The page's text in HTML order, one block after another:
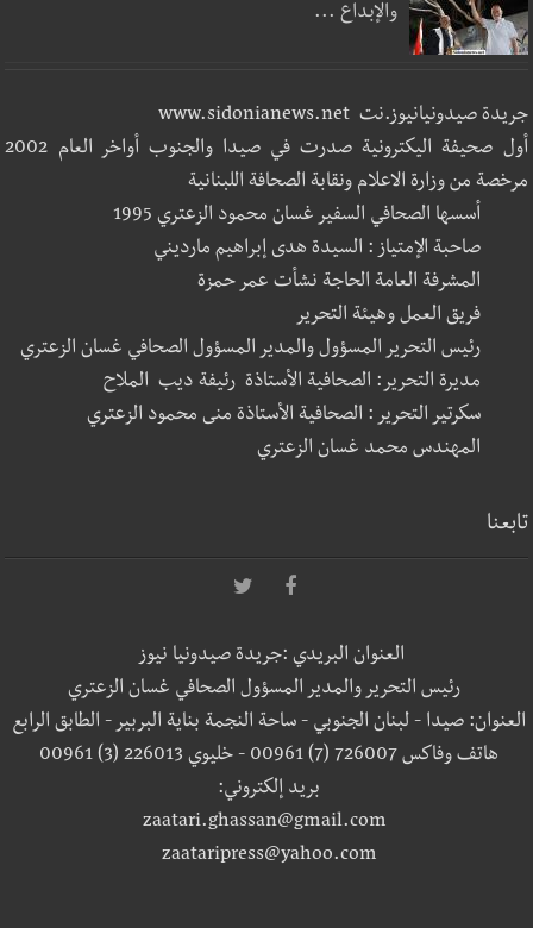
والإبداع ...
جريدة صيدونيانيوز.نت www.sidonianews.net
أول صحيفة اليكترونية صدرت في صيدا والجنوب أواخر العام 2002
مرخصة من وزارة الاعلام ونقابة الصحافة اللبنانية
أسسها الصحافي السفير غسان محمود الزعتري 1995
صاحبة الإمتياز : السيدة هدى إبراهيم مارديني
المشرفة العامة الحاجة نشأت عمر حمزة
فريق العمل وهيئة التحرير
رئيس التحرير المسؤول والمدير المسؤول الصحافي غسان الزعتري
مديرة التحرير: الصحافية الأستاذة رئيفة ديب الملاح
سكرتير التحرير : الصحافية الأستاذة منى محمود الزعتري
المهندس محمد غسان الزعتري
تابعنا
العنوان البريدي :جريدة صيدونيا نيوز
رئيس التحرير والمدير المسؤول الصحافي غسان الزعتري
العنوان: صيدا - لبنان الجنوبي - ساحة النجمة بناية البربير - الطابق الرابع
هاتف وفاكس 726007 (7) 00961 - خليوي 226013 (3) 00961
بريد إلكتروني:
zaatari.ghassan@gmail.com
zaataripress@yahoo.com